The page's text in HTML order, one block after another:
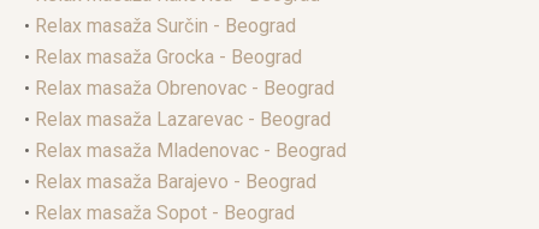
• Relax masaža Surčin - Beograd
• Relax masaža Grocka - Beograd
• Relax masaža Obrenovac - Beograd
• Relax masaža Lazarevac - Beograd
• Relax masaža Mladenovac - Beograd
• Relax masaža Barajevo - Beograd
• Relax masaža Sopot - Beograd